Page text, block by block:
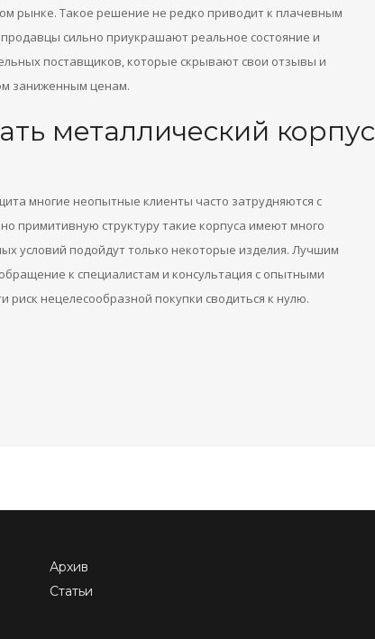
рынке. Такое решение не редко приводит к плачевным
сильно приукрашают реальное состояние и
поставщиков, которые скрывают свои отзывы и
заниженным ценам.
металлический корпус
многие неопытные клиенты часто затрудняются с
примитивную структуру такие корпуса имеют много
условий подойдут только некоторые изделия. Лучшим
к специалистам и консультация с опытными
нецелесообразной покупки сводиться к нулю.
Архив
Статьи